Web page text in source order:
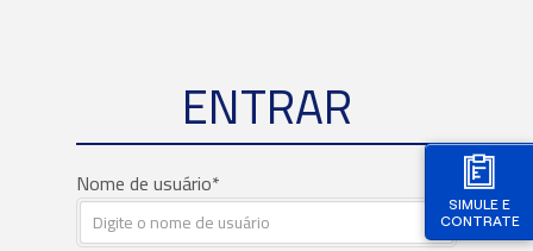
SIMULE E
CONTRATE
ENTRAR
Nome de usuário